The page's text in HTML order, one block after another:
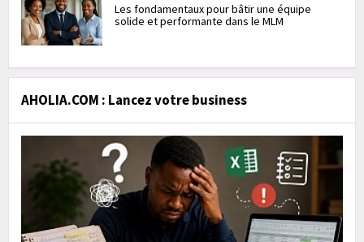
Les fondamentaux pour bâtir une équipe
solide et performante dans le MLM
AHOLIA.COM : Lancez votre business